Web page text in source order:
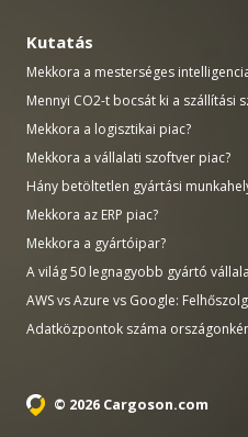
Kutatás
Mekkora a mesterséges
Mennyi CO2-t bocsát ki a szállítási
Mekkora a logisztikai piac?
Mekkora a vállalati szoftver piac?
Hány betöltetlen gyártási
Mekkora az ERP piac?
Mekkora a gyártóipar?
A világ 50 legnagyobb gyártó
AWS vs Azure vs Google:
Adatközpontok száma
© 2026 Cargoson.com